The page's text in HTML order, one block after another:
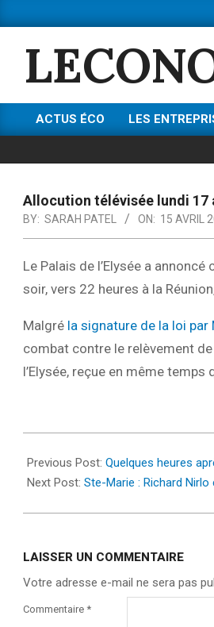
to
content
Primary
Menu
ACTUS ÉCO LES
Allocution télévisée lundi 17
BY: SARAH PATEL ON: 15 AVRIL
Le Palais de l’Elysée a
soir, vers 22 heures à la
Malgré la signature de la loi par
combat contre le relèvement
l’Elysée, reçue en même temps
04-
15
Previous Post: Quelques heures
Next Post: Ste-Marie : Richard
LAISSER UN COMMENTAIRE
Votre adresse e-mail ne sera pas
Commentaire *